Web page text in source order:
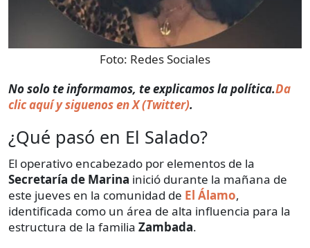
Foto: Redes Sociales
No solo te informamos, te explicamos la política.Da
clic aquí y siguenos en X (Twitter).
¿Qué pasó en El Salado?
El operativo encabezado por elementos de la
Secretaría de Marina inició durante la mañana de
este jueves en la comunidad de El Álamo,
identificada como un área de alta influencia para la
estructura de la familia Zambada.